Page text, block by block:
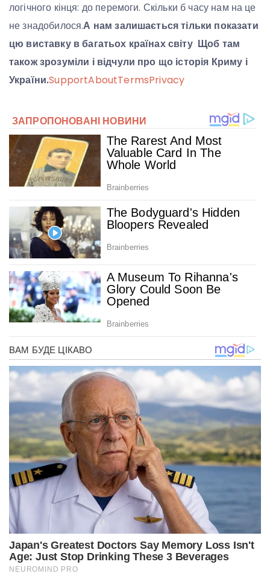
логічного кінця: до перемоги. Скільки б часу нам на це
не знадобилося.А нам залишається тільки показати
цю виставку в багатьох країнах світу Щоб там
також зрозуміли і відчули про що історія Криму і
України.SupportAboutTermsPrivacy